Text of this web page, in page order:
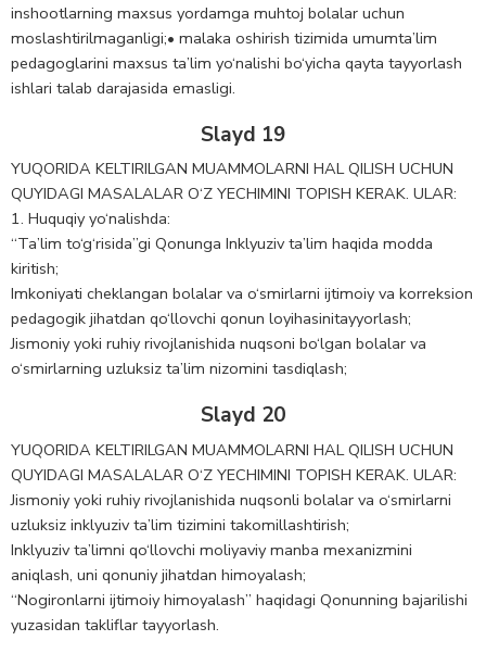
inshootlarning maxsus yordamga muhtoj bolalar uchun
moslashtirilmaganligi;• malaka oshirish tizimida umumta’lim
pedagoglarini maxsus ta’lim yo‘nalishi bo‘yicha qayta tayyorlash
ishlari talab darajasida emasligi.
Slayd 19
YUQORIDA KELTIRILGAN MUAMMOLARNI HAL QILISH UCHUN
QUYIDAGI MASALALAR O‘Z YECHIMINI TOPISH KERAK. ULAR:
1. Huquqiy yo‘nalishda:
“Ta’lim to‘g‘risida”gi Qonunga Inklyuziv ta’lim haqida modda
kiritish;
Imkoniyati cheklangan bolalar va o‘smirlarni ijtimoiy va korreksion
pedagogik jihatdan qo‘llovchi qonun loyihasinitayyorlash;
Jismoniy yoki ruhiy rivojlanishida nuqsoni bo‘lgan bolalar va
o‘smirlarning uzluksiz ta’lim nizomini tasdiqlash;
Slayd 20
YUQORIDA KELTIRILGAN MUAMMOLARNI HAL QILISH UCHUN
QUYIDAGI MASALALAR O‘Z YECHIMINI TOPISH KERAK. ULAR:
Jismoniy yoki ruhiy rivojlanishida nuqsonli bolalar va o‘smirlarni
uzluksiz inklyuziv ta’lim tizimini takomillashtirish;
Inklyuziv ta’limni qo‘llovchi moliyaviy manba mexanizmini
aniqlash, uni qonuniy jihatdan himoyalash;
“Nogironlarni ijtimoiy himoyalash” haqidagi Qonunning bajarilishi
yuzasidan takliflar tayyorlash.